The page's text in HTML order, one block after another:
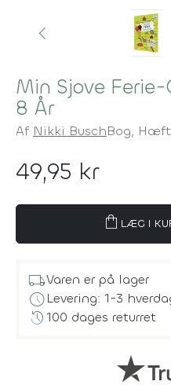
Min Sjove
8 År
Af Nikki BuschBog,
49,95 kr
shopping_bag LÆG I
local_shippingVaren er på lager
scheduleLevering: 1-3
history100 dages returret